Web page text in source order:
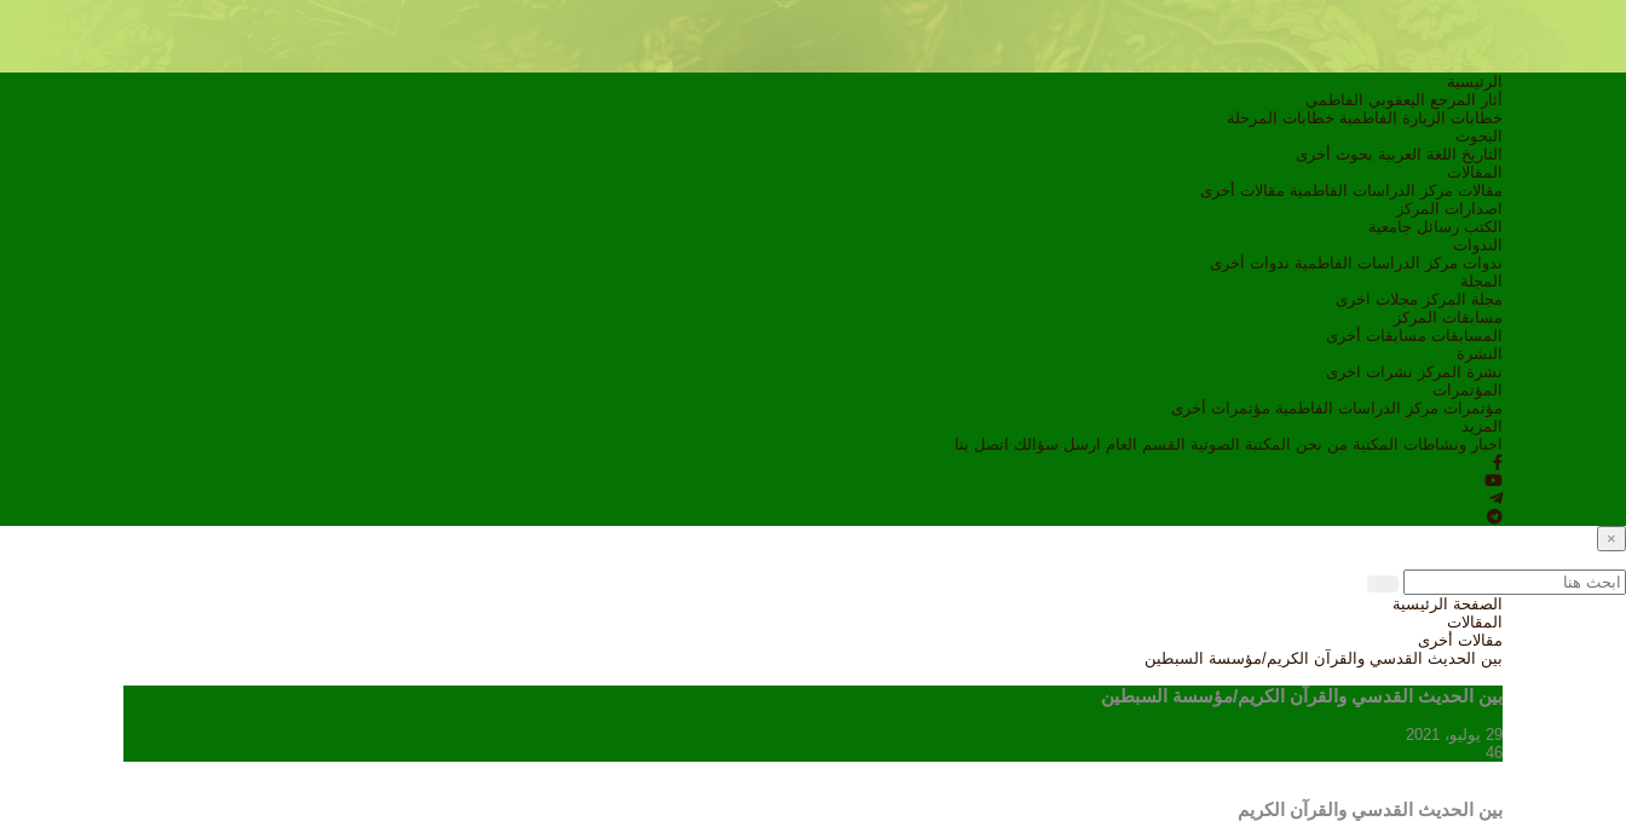
الرئيسية
أثار المرجع اليعقوبي الفاطمي
خطابات الزيارة الفاطمية خطابات المرحلة
البحوث
التاريخ
اللغة العربية بحوث أخرى
المقالات
مقالات مركز الدراسات الفاطمية مقالات أخرى
اصدارات المركز
الكتب رسائل جامعية
الندوات
ندوات مركز الدراسات الفاطمية ندوات أخرى
المجلة
مجلة المركز مجلات اخرى
مسابقات المركز
المسابقات مسابقات أخرى
النشرة
نشرة المركز نشرات اخرى
المؤتمرات
مؤتمرات مركز الدراسات الفاطمية مؤتمرات أخرى
المزيد
اخبار ونشاطات
المكتبة من نحن المكتبة الصوتية القسم العام ارسل سؤالك اتصل بنا
×
الصفحة الرئيسية
المقالات
مقالات أخرى
بين الحديث القدسي والقرآن الكريم/مؤسسة السبطين
بين الحديث القدسي والقرآن الكريم/مؤسسة السبطين
29 يوليو، 2021
46
بين الحديث القدسي والقرآن الكريم